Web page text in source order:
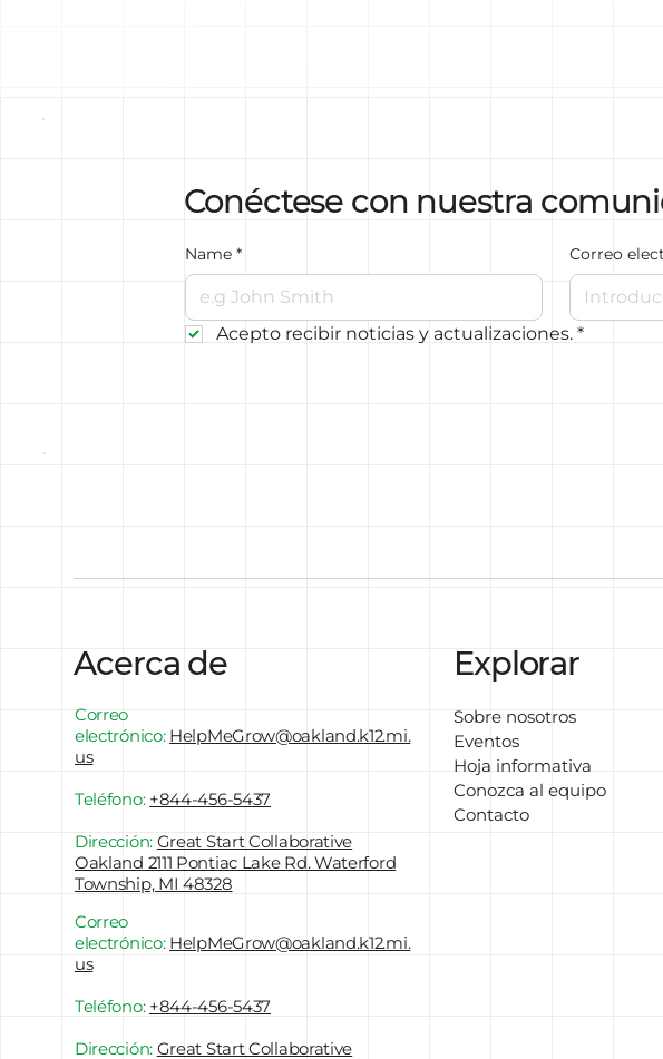
Conéctese con nuestra
Name * Correo
Acepto recibir noticias y actualizaciones. *
Acerca de
Correo
electrónico: HelpMeGrow@oakland.k12.mi.
us
Teléfono: +844-456-5437
Dirección: Great Start Collaborative
Oakland 2111 Pontiac Lake Rd. Waterford
Township, MI 48328
Correo
electrónico: HelpMeGrow@oakland.k12.mi.
us
Teléfono: +844-456-5437
Dirección: Great Start Collaborative
Sobre nosotros
Eventos
Hoja informativa
Conozca al equipo
Contacto
Explorar